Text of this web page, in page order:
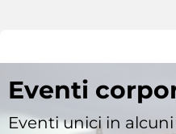
Eventi
Eventi unici in